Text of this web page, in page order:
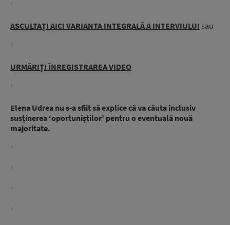
‘
ASCULTAȚI AICI VARIANTA INTEGRALĂ A INTERVIULUI sau
‘
URMĂRIȚI ÎNREGISTRAREA VIDEO
‘
Elena Udrea nu s-a sfiit să explice că va căuta inclusiv
susținerea ‘oportuniștilor’ pentru o eventuală nouă
majoritate.
‘
‘
‘
‘